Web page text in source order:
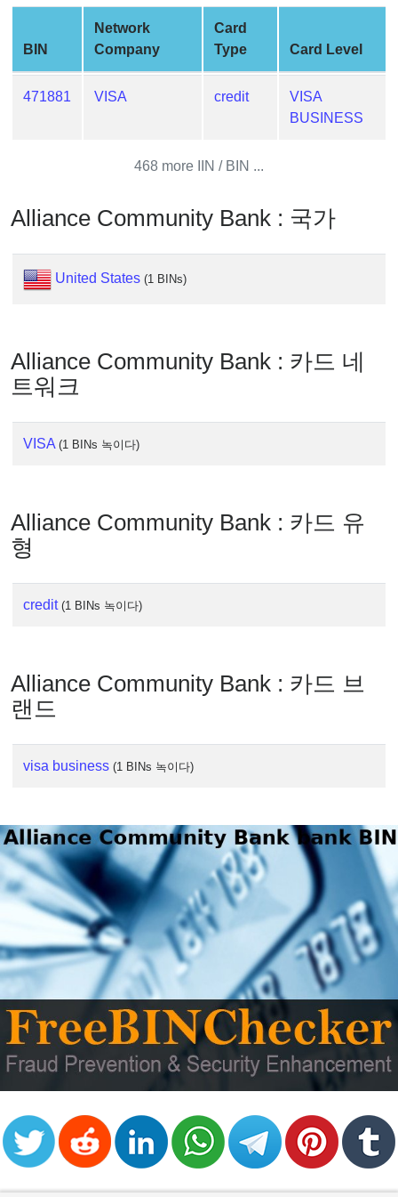
Generator
Generate
Credit
from
Service
What
is
Address
?
Lookup
IP
/
Validator
BIN
Network
Company
Card
Type
Card Level
471881 VISA credit
VISA
BUSINESS
468 more IIN / BIN ...
Alliance Community Bank : 국가
United States (1 BINs)
Alliance Community Bank : 카드 네
트워크
VISA (1 BINs 녹이다)
Alliance Community Bank : 카드 유
형
credit (1 BINs 녹이다)
Alliance Community Bank : 카드 브
랜드
visa business (1 BINs 녹이다)